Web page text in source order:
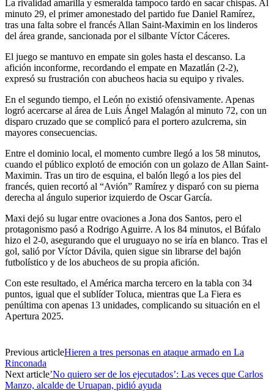
La rivalidad amarilla y esmeralda tampoco tardó en sacar chispas. Al
minuto 29, el primer amonestado del partido fue Daniel Ramírez,
tras una falta sobre el francés Allan Saint-Maximin en los linderos
del área grande, sancionada por el silbante Víctor Cáceres.
El juego se mantuvo en empate sin goles hasta el descanso. La
afición inconforme, recordando el empate en Mazatlán (2-2),
expresó su frustración con abucheos hacia su equipo y rivales.
En el segundo tiempo, el León no existió ofensivamente. Apenas
logró acercarse al área de Luis Ángel Malagón al minuto 72, con un
disparo cruzado que se complicó para el portero azulcrema, sin
mayores consecuencias.
Entre el dominio local, el momento cumbre llegó a los 58 minutos,
cuando el público explotó de emoción con un golazo de Allan Saint-
Maximin. Tras un tiro de esquina, el balón llegó a los pies del
francés, quien recortó al “Avión” Ramírez y disparó con su pierna
derecha al ángulo superior izquierdo de Oscar García.
Maxi dejó su lugar entre ovaciones a Jona dos Santos, pero el
protagonismo pasó a Rodrigo Aguirre. A los 84 minutos, el Búfalo
hizo el 2-0, asegurando que el uruguayo no se iría en blanco. Tras el
gol, salió por Víctor Dávila, quien sigue sin librarse del bajón
futbolístico y de los abucheos de su propia afición.
Con este resultado, el América marcha tercero en la tabla con 34
puntos, igual que el sublíder Toluca, mientras que La Fiera es
penúltima con apenas 13 unidades, complicando su situación en el
Apertura 2025.
Previous articleHieren a tres personas en ataque armado en La
Rinconada
Next article’No quiero ser de los ejecutados’: Las veces que Carlos
Manzo, alcalde de Uruapan, pidió ayuda